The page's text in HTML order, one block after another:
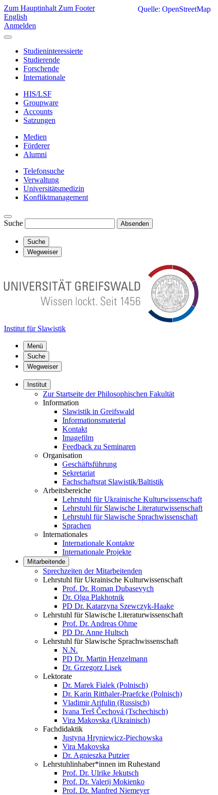
Zum Hauptinhalt Zum Footer
English
Anmelden
Studieninteressierte
Studierende
Forschende
Internationale
HIS/LSF
Groupware
Accounts
Satzungen
Medien
Förderer
Alumni
Telefonsuche
Verwaltung
Universitätsmedizin
Konfliktmanagement
Suche Absenden
Suche
Wegweiser
Institut für Slawistik
Menü
Suche
Wegweiser
Institut
Zur Startseite der Philosophischen Fakultät
Information
Slawistik in Greifswald
Informationsmaterial
Kontakt
Imagefilm
Feedback zu Seminaren
Organisation
Geschäftsführung
Sekretariat
Fachschaftsrat Slawistik/Baltistik
Arbeitsbereiche
Lehrstuhl für Ukrainische Kulturwissenschaft
Lehrstuhl für Slawische Literaturwissenschaft
Lehrstuhl für Slawische Sprachwissenschaft
Sprachen
Internationales
Internationale Kontakte
Internationale Projekte
Mitarbeitende
Sprechzeiten der Mitarbeitenden
Lehrstuhl für Ukrainische Kulturwissenschaft
Prof. Dr. Roman Dubasevych
Dr. Olga Plakhotnik
PD Dr. Katarzyna Szewczyk-Haake
Lehrstuhl für Slawische Literaturwissenschaft
Prof. Dr. Andreas Ohme
PD Dr. Anne Hultsch
Lehrstuhl für Slawische Sprachwissenschaft
N.N.
PD Dr. Martin Henzelmann
Dr. Grzegorz Lisek
Lektorate
Dr. Marek Fialek (Polnisch)
Dr. Karin Ritthaler-Praefcke (Polnisch)
Vladimir Arifulin (Russisch)
Ivana Terš Čechová (Tschechisch)
Vira Makovska (Ukrainisch)
Fachdidaktik
Justyna Hryniewicz-Piechowska
Vira Makovska
Dr. Agnieszka Putzier
Lehrstuhlinhaber*innen im Ruhestand
Prof. Dr. Ulrike Jekutsch
Prof. Dr. Valerij Mokienko
Prof. Dr. Manfred Niemeyer
Quelle: OpenStreetMap